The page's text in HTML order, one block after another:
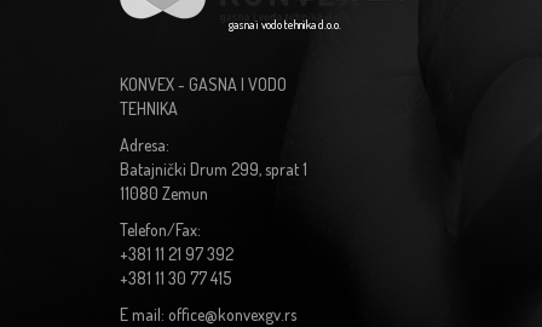
gasna i vodo tehnika d.o.o.
KONVEX - GASNA I VODO
TEHNIKA
Adresa:
Batajnički Drum 299, sprat 1
11080 Zemun
Telefon/Fax:
+381 11 21 97 392
+381 11 30 77 415
E mail: office@konvexgv.rs